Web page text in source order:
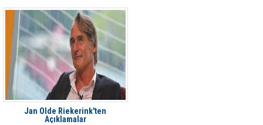
Jan Olde Riekerink'ten
Açıklamalar